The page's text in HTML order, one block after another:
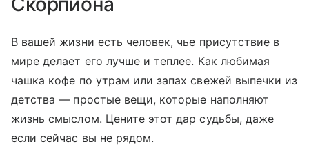
В вашей жизни есть человек, чье присутствие в
мире делает его лучше и теплее. Как любимая
чашка кофе по утрам или запах свежей выпечки из
детства — простые вещи, которые наполняют
жизнь смыслом. Цените этот дар судьбы, даже
если сейчас вы не рядом.